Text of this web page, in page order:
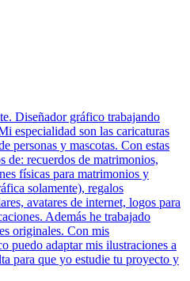
Diseñador gráfico trabajando
especialidad son las caricaturas
personas y mascotas. Con estas
de: recuerdos de matrimonios,
físicas para matrimonios y
solamente), regalos
avatares de internet, logos para
Además he trabajado
originales. Con mis
puedo adaptar mis ilustraciones a
para que yo estudie tu proyecto y